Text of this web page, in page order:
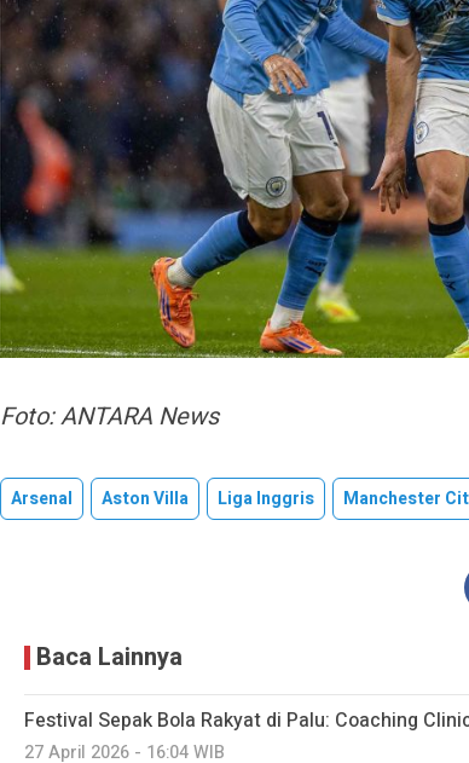
Foto: ANTARA News
Arsenal Aston Villa Liga Inggris Manchester
Baca Lainnya
Festival Sepak Bola Rakyat di Palu: Coaching
27 April 2026 - 16:04 WIB